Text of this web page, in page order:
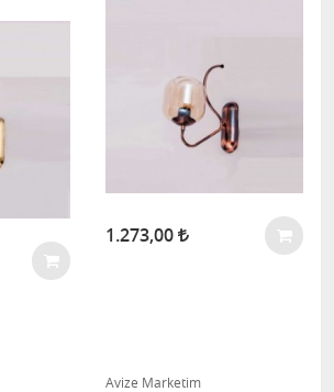
1.273,00
Avize Marketim